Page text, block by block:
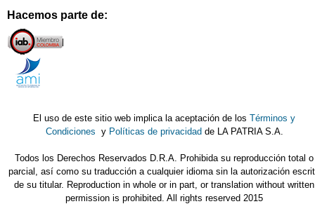
Hacemos parte de:
El uso de este sitio web implica la aceptación de losTérminos y
Condiciones y Políticas de privacidad de LA PATRIA S.A.
Todos los Derechos Reservados D.R.A. Prohibida su reproducción total o
parcial, así como su traducción a cualquier idioma sin la autorización
de su titular. Reproduction in whole or in part, or translation without written
permission is prohibited. All rights reserved 2015